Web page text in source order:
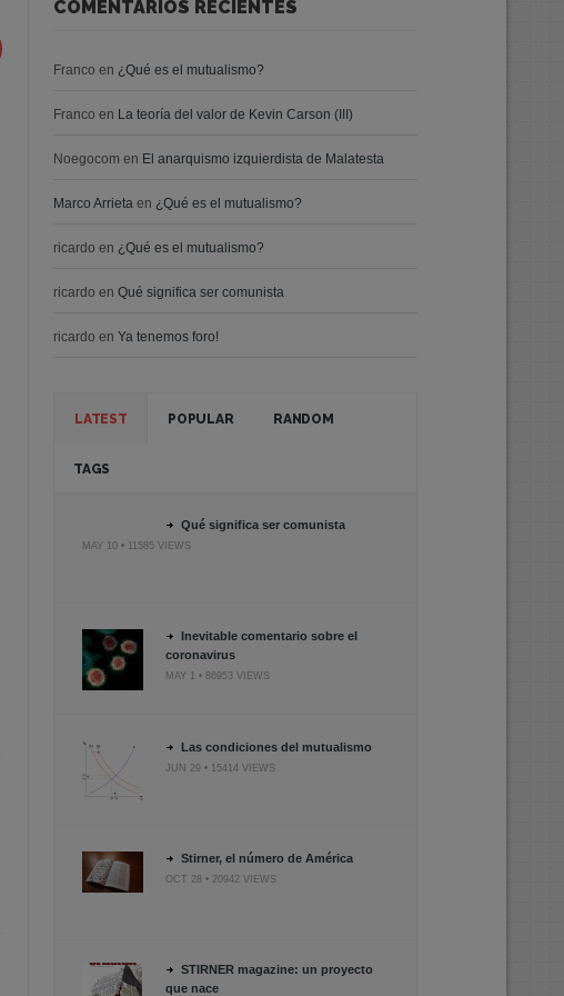
COMENTARIOS RECIENTES
Franco en ¿Qué es el mutualismo?
Franco en La teoría del valor de Kevin Carson (III)
Noegocom en El anarquismo izquierdista de Malatesta
Marco Arrieta en ¿Qué es el mutualismo?
ricardo en ¿Qué es el mutualismo?
ricardo enQué significa ser comunista
ricardo enYa tenemos foro!
LATEST POPULAR RANDOM
TAGS
Qué significa ser comunista
MAY 10 • 11585 VIEWS
Inevitable comentario sobre el
coronavirus
MAY 1 • 86953 VIEWS
Las condiciones del mutualismo
JUN 29 • 15414 VIEWS
Stirner, el número de América
OCT 28 • 20942 VIEWS
STIRNER magazine: un proyecto
que nace